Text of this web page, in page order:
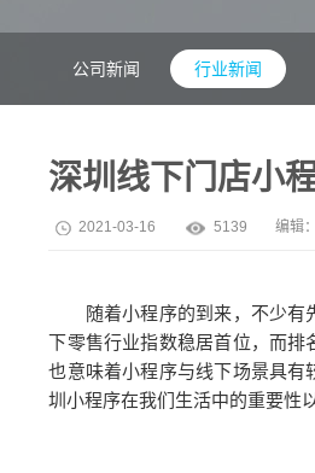
公司新闻 行业新闻
深圳线下门店小
2021-03-16 5139 编辑
随着小程序的到来，不少有先
下零售行业指数稳居首位，而
也意味着小程序与线下场景具有
圳小程序在我们生活中的重要性